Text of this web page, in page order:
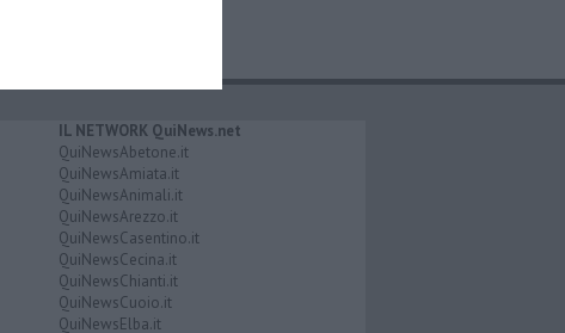
IL NETWORK QuiNews.net
QuiNewsAbetone.it
QuiNewsAmiata.it
QuiNewsAnimali.it
QuiNewsArezzo.it
QuiNewsCasentino.it
QuiNewsCecina.it
QuiNewsChianti.it
QuiNewsCuoio.it
QuiNewsElba.it